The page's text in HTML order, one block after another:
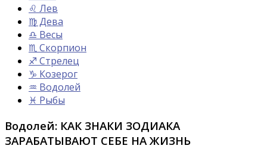
♌ Лев
♍ Дева
♎ Весы
♏ Скорпион
♐ Стрелец
♑ Козерог
♒ Водолей
♓ Рыбы
Водолей: КАК ЗНАКИ ЗОДИАКА
ЗАРАБАТЫВАЮТ СЕБЕ НА ЖИЗНЬ